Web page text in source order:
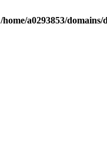
/home/a0293853/